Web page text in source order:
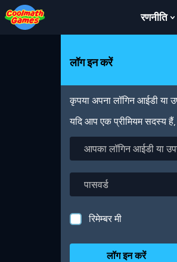
Skip
to
Top
Skip
to
Navigation
Skip
to
Main
Skip
to
Footer
Skip
to
main
रणनीति
लॉग इन करें
कृपया अपना लॉगिन आईडी या
यदि आप एक प्रीमियम सदस्य
लॉगिन
या
उपनाम
रिमेम्बर मी